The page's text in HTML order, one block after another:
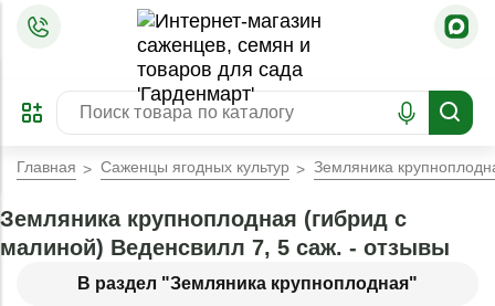
ПРЕДЗАКАЗ
ЗАБРОНИРОВАТЬ
ЛУЧШЕЕ
Главная Саженцы ягодных культур Земляника
В раздел "Земляника крупноплодная"
Земляника крупноплодная (гибрид с
малиной) Веденсвилл 7, 5 саж. - отзывы